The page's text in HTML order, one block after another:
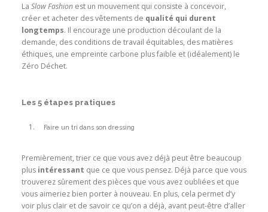
La Slow Fashionest un mouvement qui consiste à concevoir,
créer et acheter des vêtements de qualité qui durent
longtemps. Il encourage une production découlant de la
demande, des conditions de travail équitables, des matières
éthiques, une empreinte carbone plus faible et (idéalement) le
Zéro Déchet.
Les 5 étapes pratiques
Faire un tri dans son dressing
Premièrement, trier ce que vous avez déjà peut être beaucoup
plusintéressant que ce que vous pensez. Déjà parce que vous
trouverez sûrement des pièces que vous avez oubliées et que
vous aimeriez bien porter à nouveau. En plus, cela permet d’y
voir plus clair et de savoir ce qu’on a déjà, avant peut-être d’aller